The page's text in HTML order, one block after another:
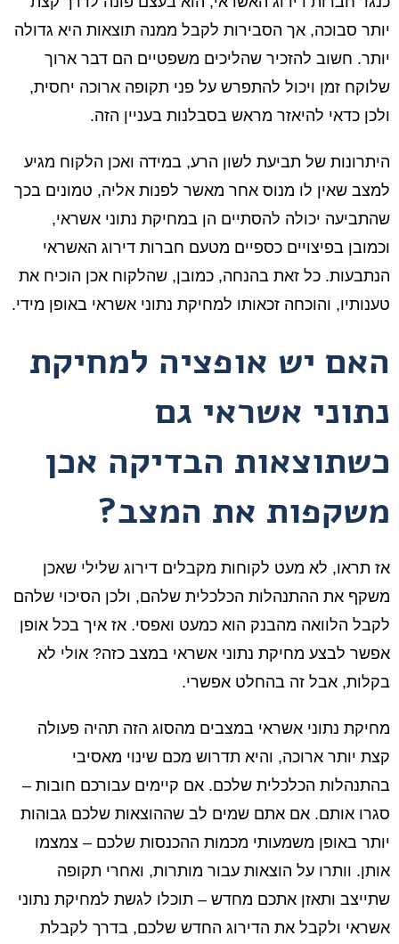
יותר סבוכה, אך הסבירות לקבל ממנה תוצאות היא גדולה
יותר. חשוב להזכיר שהליכים משפטיים הם דבר ארוך
שלוקח זמן ויכול להתפרש על פני תקופה ארוכה יחסית,
ולכן כדאי להיאזר מראש בסבלנות בעניין הזה.
היתרונות של תביעת לשון הרע, במידה ואכן הלקוח מגיע
למצב שאין לו מנוס אחר מאשר לפנות אליה, טמונים בכך
שהתביעה יכולה להסתיים הן במחיקת נתוני אשראי,
וכמובן בפיצויים כספיים מטעם חברות דירוג האשראי
הנתבעות. כל זאת בהנחה, כמובן, שהלקוח אכן הוכיח את
טענותיו, והוכחה זכאותו למחיקת נתוני אשראי באופן מידי.
האם יש אופציה למחיקת
נתוני אשראי גם
כשתוצאות הבדיקה אכן
משקפות את המצב?
אז תראו, לא מעט לקוחות מקבלים דירוג שלילי שאכן
משקף את ההתנהלות הכלכלית שלהם, ולכן הסיכוי שלהם
לקבל הלוואה מהבנק הוא כמעט ואפסי. אז איך בכל אופן
אפשר לבצע מחיקת נתוני אשראי במצב כזה? אולי לא
בקלות, אבל זה בהחלט אפשרי.
מחיקת נתוני אשראי במצבים מהסוג הזה תהיה פעולה
קצת יותר ארוכה, והיא תדרוש מכם שינוי מאסיבי
בהתנהלות הכלכלית שלכם. אם קיימים עבורכם חובות –
סגרו אותם. אם אתם שמים לב שההוצאות שלכם גבוהות
יותר באופן משמעותי מכמות ההכנסות שלכם – צמצמו
אותן. וותרו על הוצאות עבור מותרות, ואחרי תקופה
שתייצב ותאזן אתכם מחדש – תוכלו לגשת למחיקת נתוני
אשראי ולקבל את הדירוג החדש שלכם, בדרך לקבלת